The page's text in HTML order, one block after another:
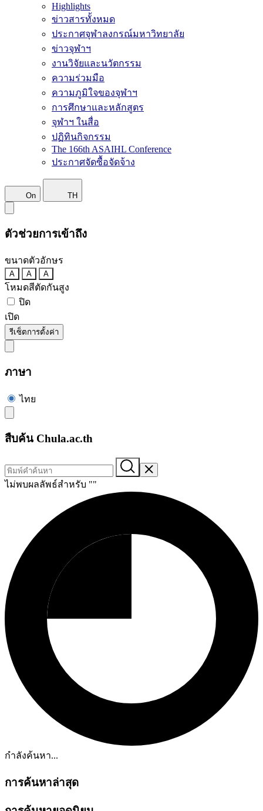
Highlights
ข่าวสารทั้งหมด
ประกาศจุฬาลงกรณ์มหาวิทยาลัย
ข่าวจุฬาฯ
งานวิจัยและนวัตกรรม
ความร่วมมือ
ความภูมิใจของจุฬาฯ
การศึกษาและหลักสูตร
จุฬาฯ ในสื่อ
ปฏิทินกิจกรรม
The 166th ASAIHL Conference
ประกาศจัดซื้อจัดจ้าง
On TH
ตัวช่วยการเข้าถึง
ขนาดตัวอักษร
A A A
โหมดสีตัดกันสูง
ปิด
เปิด
รีเซ็ตการตั้งค่า
ภาษา
ไทย
สืบค้น Chula.ac.th
ไม่พบผลลัพธ์สำหรับ ""
กำลังค้นหา...
การค้นหาล่าสุด